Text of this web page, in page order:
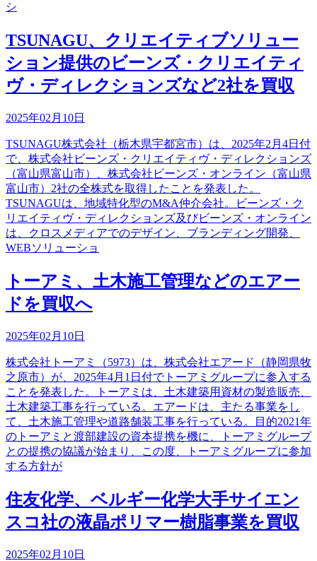
シ
TSUNAGU、クリエイティブソリュー
ション提供のビーンズ・クリエイティ
ヴ・ディレクションズなど2社を買収
2025年02月10日
TSUNAGU株式会社（栃木県宇都宮市）は、2025年2月4日付
で、株式会社ビーンズ・クリエイティヴ・ディレクションズ
（富山県富山市）、株式会社ビーンズ・オンライン（富山県
富山市）2社の全株式を取得したことを発表した。
TSUNAGUは、地域特化型のM&A仲介会社。ビーンズ・ク
リエイティヴ・ディレクションズ及びビーンズ・オンライン
は、クロスメディアでのデザイン、ブランディング開発、
WEBソリューショ
トーアミ、土木施工管理などのエアー
ドを買収へ
2025年02月10日
株式会社トーアミ（5973）は、株式会社エアード（静岡県牧
之原市）が、2025年4月1日付でトーアミグループに参入する
ことを発表した。トーアミは、土木建築用資材の製造販売、
土木建築工事を行っている。エアードは、主たる事業をし
て、土木施工管理や道路舗装工事を行っている。目的2021年
のトーアミと渡部建設の資本提携を機に、トーアミグループ
との提携の協議が始まり、この度、トーアミグループに参加
する方針が
住友化学、ベルギー化学大手サイエン
スコ社の液晶ポリマー樹脂事業を買収
2025年02月10日